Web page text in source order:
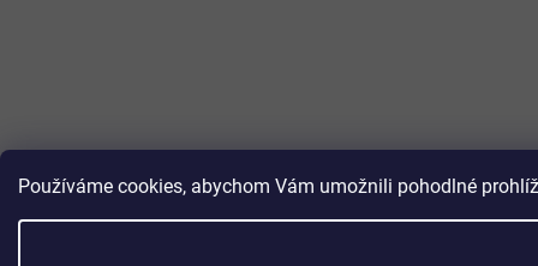
Používáme cookies, abychom Vám umožnili pohodlné